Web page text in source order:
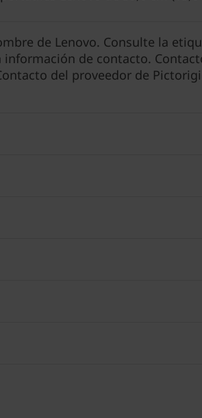
de Lenovo. Consulte la
de contacto.
del proveedor de